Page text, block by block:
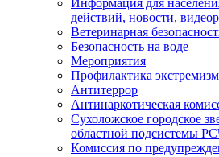
Информация для
действий, новости,
Ветеринарная
Безопасность на воде
Мероприятия
Профилактика
Антитеррор
Антинаркотическая
Сухоложское городское
областной подсистемы
Комиссия по